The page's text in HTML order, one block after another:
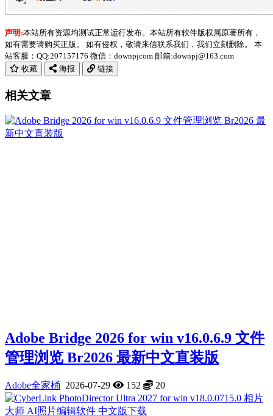
声明:本站所有资源均测试正常运行发布。本站所有软件版权属原著所有，
如有需要请购买正版。 如有侵权，敬请来信联系我们，我们立刻删除。 本
站客服：QQ:207157176 微信：downpjcom 邮箱:downpj@163.com
收藏
海报 链接
相关文章
Adobe Bridge 2026 for win v16.0.6.9 文件
管理浏览 Br2026 最新中文直装版
Adobe全家桶 2026-07-29 152 20